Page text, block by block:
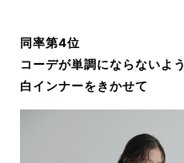
同率第4位
コーデが単調にならないよう
白インナーをきかせて